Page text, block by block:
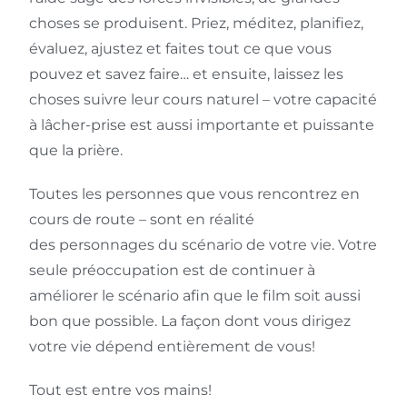
choses se produisent. Priez, méditez, planifiez,
évaluez, ajustez et faites tout ce que vous
pouvez et savez faire… et ensuite, laissez les
choses suivre leur cours naturel – votre capacité
à lâcher-prise est aussi importante et puissante
que la prière.
Toutes les personnes que vous rencontrez en
cours de route – sont en réalité
des personnages du scénario de votre vie. Votre
seule préoccupation est de continuer à
améliorer le scénario afin que le film soit aussi
bon que possible. La façon dont vous dirigez
votre vie dépend entièrement de vous!
Tout est entre vos mains!